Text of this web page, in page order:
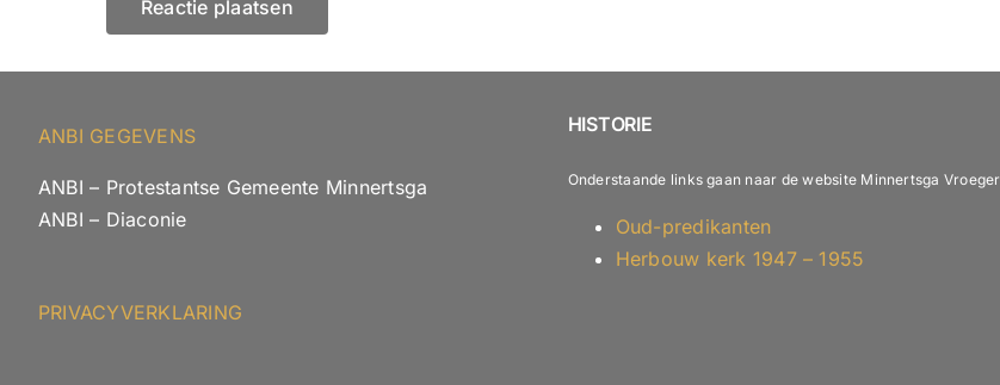
ANBI GEGEVENS
ANBI – Protestantse Gemeente Minnertsga
ANBI – Diaconie
PRIVACYVERKLARING
HISTORIE
Onderstaande links gaan naar de website Minnertsga Vroeger
Oud-predikanten
Herbouw kerk 1947 – 1955